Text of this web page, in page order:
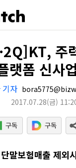
주
랫폼 신사
기자
2017.07.28(금)
말보험매출 제외